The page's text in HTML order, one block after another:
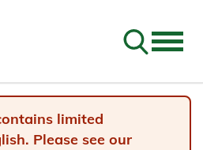
Go to
limited
Please see our